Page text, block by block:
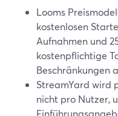
Looms
kostenlosen
Aufnahmen und
kostenpflichtige
Beschränkungen
StreamYard wird
nicht pro Nutzer,